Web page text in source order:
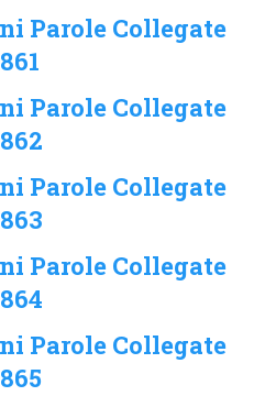
Parole Collegate
Parole Collegate
Parole Collegate
Parole Collegate
Parole Collegate